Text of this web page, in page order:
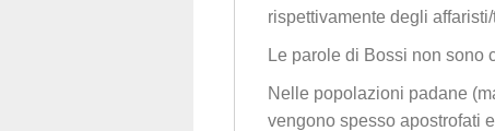
rispettivamente degli
Le parole di Bossi non sono
Nelle popolazioni padane
vengono spesso apostrofati